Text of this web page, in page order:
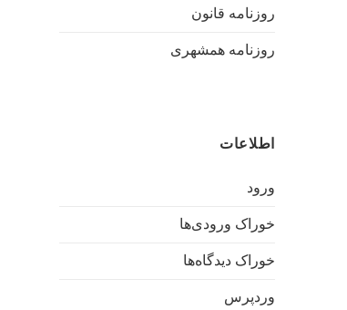
روزنامه قانون
روزنامه همشهری
اطلاعات
ورود
خوراک ورودی‌ها
خوراک دیدگاه‌ها
وردپرس